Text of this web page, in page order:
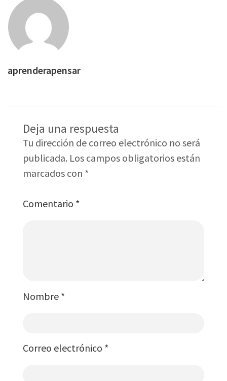
aprenderapensar
Deja una respuesta
Tu dirección de correo electrónico no será
publicada. Los campos obligatorios están
marcados con *
Comentario *
Nombre *
Correo electrónico *